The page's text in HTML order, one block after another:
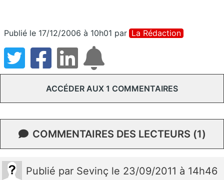
Publié le 17/12/2006 à 10h01 par La Rédaction
ACCÉDER AUX 1 COMMENTAIRES
COMMENTAIRES DES LECTEURS (1)
Publié par Sevinç le 23/09/2011 à 14h46